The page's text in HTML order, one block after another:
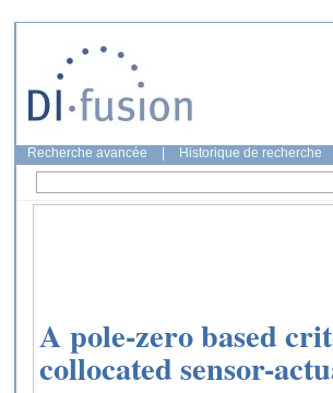
Recherche avancée Historique de recherche
A pole-zero based
collocated sensor-